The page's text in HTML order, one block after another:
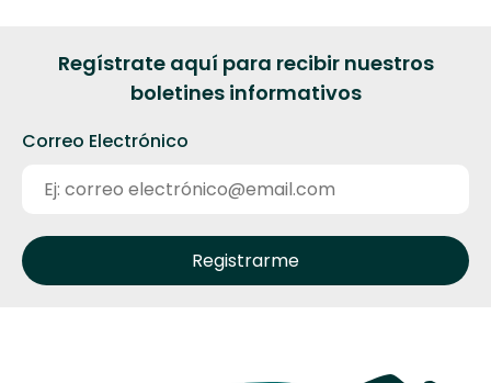
Regístrate aquí para recibir nuestros
boletines informativos
Correo Electrónico